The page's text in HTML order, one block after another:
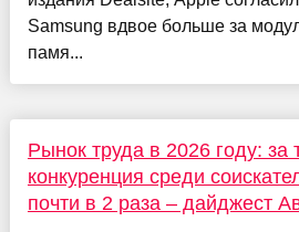
Samsung вдвое больше за
памя...
Рынок труда в 2026 году: за
конкуренция среди
почти в 2 раза – дайджест